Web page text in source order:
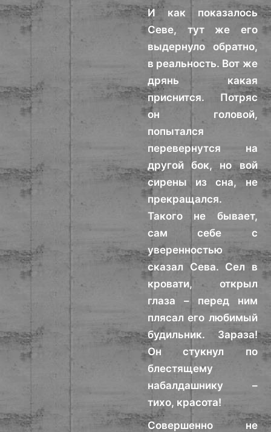
И как показалось
Севе, тут же его
выдернуло обратно,
в реальность. Вот же
дрянь какая
приснится. Потряс
он головой,
попытался
перевернутся на
другой бок, но вой
сирены из сна, не
прекращался.
Такого не бывает,
сам себе с
уверенностью
сказал Сева. Сел в
кровати, открыл
глаза – перед ним
плясал его любимый
будильник. Зараза!
Он стукнул по
блестящему
набалдашнику –
тихо, красота!
Совершенно не